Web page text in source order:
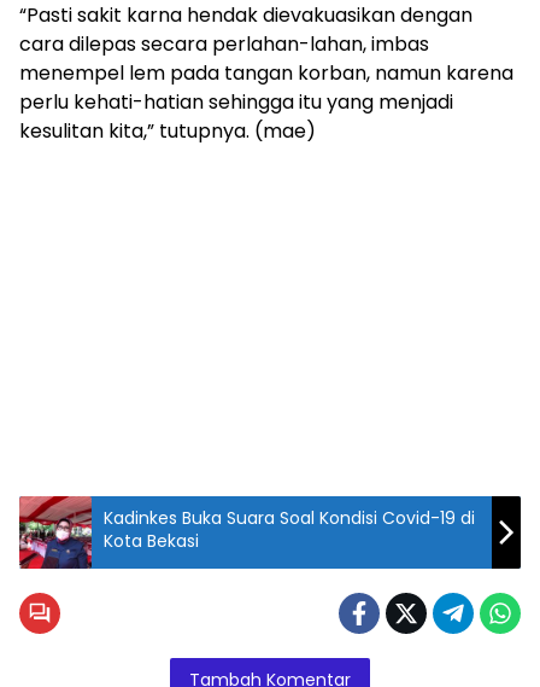
“Pasti sakit karna hendak dievakuasikan dengan
cara dilepas secara perlahan-lahan, imbas
menempel lem pada tangan korban, namun karena
perlu kehati-hatian sehingga itu yang menjadi
kesulitan kita,” tutupnya. (mae)
Kadinkes Buka Suara Soal Kondisi Covid-19 di
Kota Bekasi
Tambah Komentar